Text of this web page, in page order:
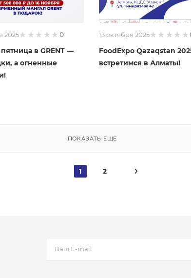
2025
0
в GRENT —
а огненные
13 октября 2025
FoodExpo Qazaqstan
встретимся в Алматы!
ПОКАЗАТЬ ЕЩЕ
1 2